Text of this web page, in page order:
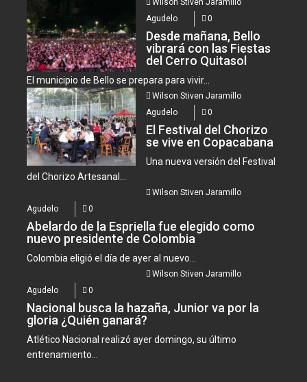
Wilson Stiven Jaramillo
Agudelo
0
Desde mañana, Bello
vibrará con las Fiestas
del Cerro Quitasol
El municipio de Bello se prepara para vivir...
Wilson Stiven Jaramillo
Agudelo
0
El Festival del Chorizo
se vive en Copacabana
Una nueva versión del Festival
del Chorizo Artesanal...
Wilson Stiven Jaramillo
Agudelo
0
Abelardo de la Espriella fue elegido como
nuevo presidente de Colombia
Colombia eligió el día de ayer al nuevo...
Wilson Stiven Jaramillo
Agudelo
0
Nacional busca la hazaña, Junior va por la
gloria ¿Quién ganará?
Atlético Nacional realizó ayer domingo, su último
entrenamiento...